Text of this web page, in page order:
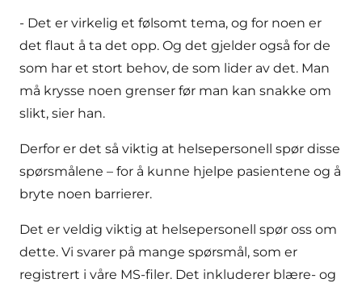
- Det er virkelig et følsomt tema, og for noen er
det flaut å ta det opp. Og det gjelder også for de
som har et stort behov, de som lider av det. Man
må krysse noen grenser før man kan snakke om
slikt, sier han.
Derfor er det så viktig at helsepersonell spør disse
spørsmålene – for å kunne hjelpe pasientene og å
bryte noen barrierer.
Det er veldig viktig at helsepersonell spør oss om
dette. Vi svarer på mange spørsmål, som er
registrert i våre MS-filer. Det inkluderer blære- og